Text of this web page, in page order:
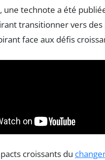
une technote a été
transitionner vers
face aux défis
croissants du